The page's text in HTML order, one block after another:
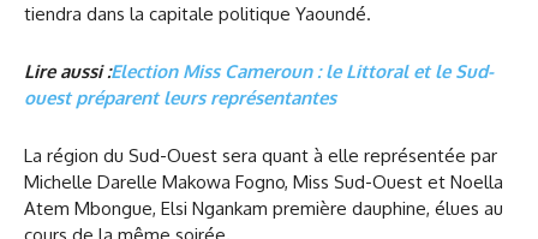
tiendra dans la capitale politique Yaoundé.
Lire aussi :Election Miss Cameroun : le Littoral et le Sud-
ouest préparent leurs représentantes
La région du Sud-Ouest sera quant à elle représentée par
Michelle Darelle Makowa Fogno, Miss Sud-Ouest et Noella
Atem Mbongue, Elsi Ngankam première dauphine, élues au
cours de la même soirée.